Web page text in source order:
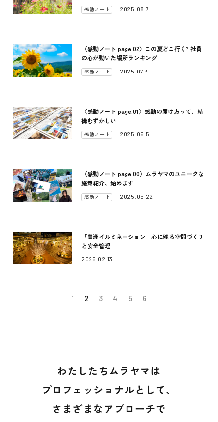
感動ノート 2025.08.7
〈感動ノート page.02〉この夏どこ行く? 社員
の心が動いた場所ランキング
感動ノート 2025.07.3
〈感動ノート page.01〉感動の届け方って、結
構むずかしい
感動ノート 2025.06.5
〈感動ノート page.00〉ムラヤマのユニークな
施策紹介、始めます
感動ノート 2025.05.22
「豊洲イルミネーション」心に残る空間づくり
と安全管理
2025.02.13
1 2 3 4 5 6
わたしたちムラヤマは
プロフェッショナルとして、
さまざまなアプローチで